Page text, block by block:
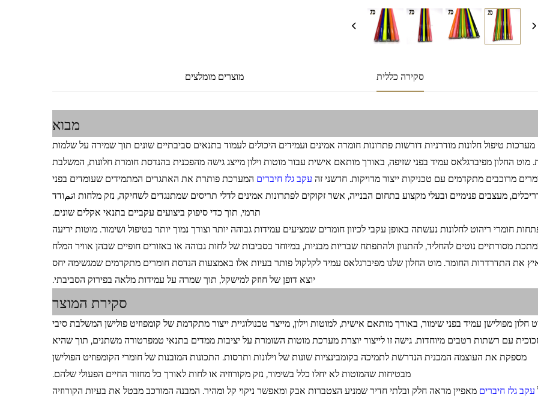
סקירה כללית מוצרים מומלצים
מבוא
מערכות טיפול חלונות מודרניות דורשות פתרונות חומרה אמינים ועמידים היכולים לעמוד בתנאים סביבתיים שונים תוך שמירה על שלמות
מוט החלון מפיברגלאס עמיד בפני שזיפה, באורך מותאם אישית עבור מוטות וילון מייצג גישה מהפכנית בהנדסת חומרת חלונות, המשלבת
מרוכבים מתקדמים עם טכניקות ייצור מדויקות. חדשני זה עקב גלז חיברים המערכת פותרת את האתגרים המתמידים שעומדים בפני
מעצבים פנימיים ובעלי מקצוע בתחום הבנייה, אשר זקוקים לפתרונות אמינים לדלי תריסים שמתנגדים לשחיקה, נזק מלחות וتمודד
תרמי, תוך כדי סיפוק ביצועים עקביים בתנאי אקלים שונים.
חומרי ריהוט לחלונות נעשתה באופן עקבי לכיוון חומרים שמציעים עמידות גבוהה יותר וצורך נמוך יותר בטיפול ושימור. מוטות יריעה
מסורתיים נוטים להחליד, להתנוון ולהתפתח שבריות מבניות, במיוחד בסביבות של לחות גבוהה או באזורים חופיים שבהן אוויר המלח
את התדרדרות החומר. מוט החלון שלנו מפיברגלאס עמיד לקלקול פותר בעיות אלו באמצעות הנדסת חומרים מתקדמים שמגשימה יחס
יוצא דופן של חוזק למישקל, תוך שמרה על עמידות מלאה בפירוק הסביבתי.
סקירת המוצר
חלון מפולישן עמיד בפני שימור, באורך מותאם אישית, למוטות וילון, מייצר טכנולוגיית ייצור מתקדמת של קומפוזיט פולישן המשלבת סיבי
זכוכית עם רשתות רטבים מיוחדות. גישה זו לייצור יוצרת מערכת מוטות השומרת על יציבות ממדים בתנאי טמפרטורה משתנים, תוך שהיא
מספקת את העוצמה המכנית הנדרשת לתמיכה בקומבינציות שונות של וילונות ותרסות. התכונות המובנות של חומרי הקומפוזיט הפולישן
מבטיחות שהמוטות לא יחלו כלל בשימור, נזק מקורוזיה או לחות לאורך כל מחזור החיים הפעולי שלהם.
עקב גלז חיברים מאפיין מראה חלק ובלתי חדיר שמניע הצטברות אבק ומאפשר ניקוי קל ומהיר. המבנה המורכב מבטל את בעיות הקורוזיה